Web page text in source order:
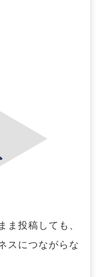
ま投稿しても、
スにつながらな